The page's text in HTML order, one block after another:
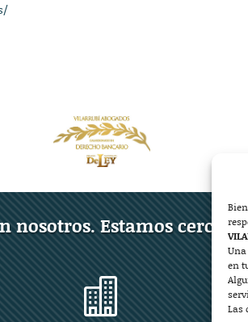
en
Las
nosotros. Estamos cerca
